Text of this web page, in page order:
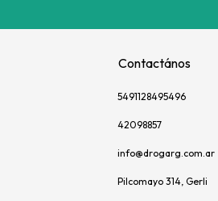
Contactános
5491128495496
42098857
info@drogarg.com.ar
Pilcomayo 314, Gerli